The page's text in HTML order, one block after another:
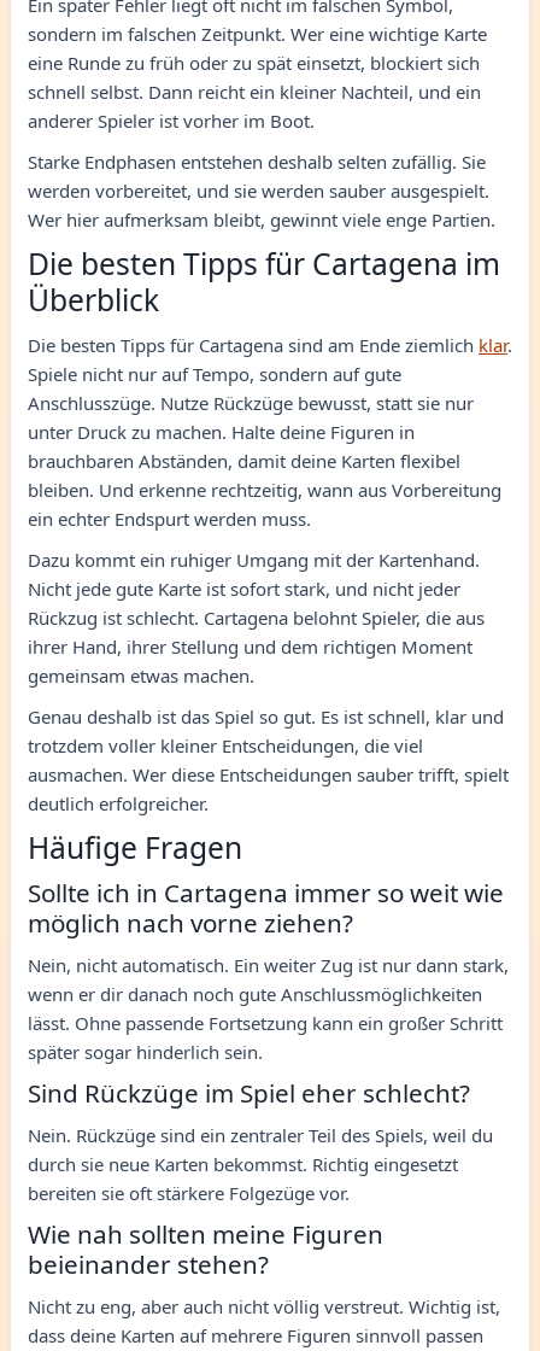
Ein später Fehler liegt oft nicht im falschen Symbol,
sondern im falschen Zeitpunkt. Wer eine wichtige Karte
eine Runde zu früh oder zu spät einsetzt, blockiert sich
schnell selbst. Dann reicht ein kleiner Nachteil, und ein
anderer Spieler ist vorher im Boot.
Starke Endphasen entstehen deshalb selten zufällig. Sie
werden vorbereitet, und sie werden sauber ausgespielt.
Wer hier aufmerksam bleibt, gewinnt viele enge Partien.
Die besten Tipps für Cartagena im
Überblick
Die besten Tipps für Cartagena sind am Ende ziemlich klar.
Spiele nicht nur auf Tempo, sondern auf gute
Anschlusszüge. Nutze Rückzüge bewusst, statt sie nur
unter Druck zu machen. Halte deine Figuren in
brauchbaren Abständen, damit deine Karten flexibel
bleiben. Und erkenne rechtzeitig, wann aus Vorbereitung
ein echter Endspurt werden muss.
Dazu kommt ein ruhiger Umgang mit der Kartenhand.
Nicht jede gute Karte ist sofort stark, und nicht jeder
Rückzug ist schlecht. Cartagena belohnt Spieler, die aus
ihrer Hand, ihrer Stellung und dem richtigen Moment
gemeinsam etwas machen.
Genau deshalb ist das Spiel so gut. Es ist schnell, klar und
trotzdem voller kleiner Entscheidungen, die viel
ausmachen. Wer diese Entscheidungen sauber trifft, spielt
deutlich erfolgreicher.
Häufige Fragen
Sollte ich in Cartagena immer so weit wie
möglich nach vorne ziehen?
Nein, nicht automatisch. Ein weiter Zug ist nur dann stark,
wenn er dir danach noch gute Anschlussmöglichkeiten
lässt. Ohne passende Fortsetzung kann ein großer Schritt
später sogar hinderlich sein.
Sind Rückzüge im Spiel eher schlecht?
Nein. Rückzüge sind ein zentraler Teil des Spiels, weil du
durch sie neue Karten bekommst. Richtig eingesetzt
bereiten sie oft stärkere Folgezüge vor.
Wie nah sollten meine Figuren
beieinander stehen?
Nicht zu eng, aber auch nicht völlig verstreut. Wichtig ist,
dass deine Karten auf mehrere Figuren sinnvoll passen